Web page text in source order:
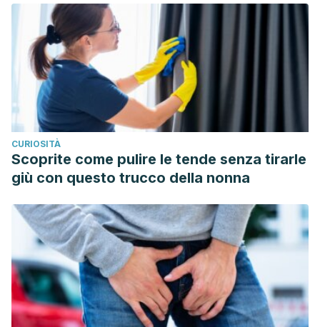
CURIOSITÀ
Scoprite come pulire le tende senza tirarle
giù con questo trucco della nonna